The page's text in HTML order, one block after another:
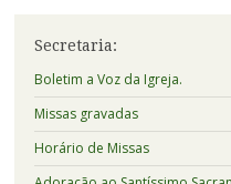
Secretaria:
Boletim a Voz da Igreja.
Missas gravadas
Horário de Missas